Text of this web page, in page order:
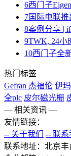
6西门子
7国际电联
8案例分享 |
9TWK, 24小
10西门子全
热门标签
Gefran 杰福伦 伊玛
全plc 皮尔磁光栅
— 相关资讯 —
友情链接：
-- 关于我们
-- 联系
联系地址：北京